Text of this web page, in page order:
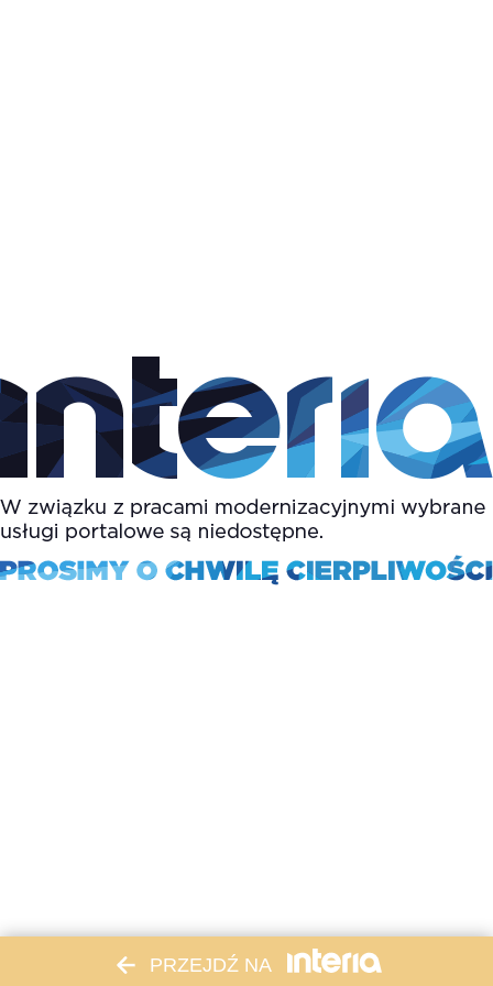
PRZEJDŹ NA